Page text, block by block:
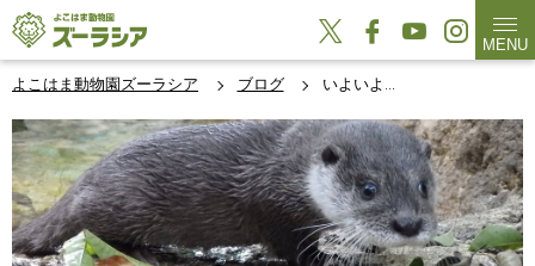
MENU
よこはま動物園ズーラシア ブログ いよいよ...